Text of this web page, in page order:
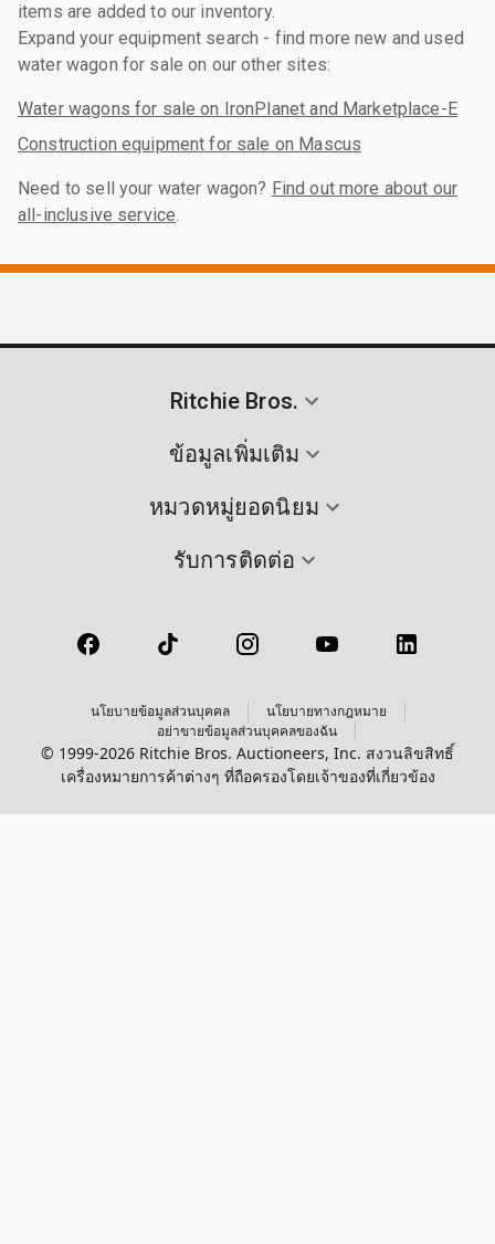
items are added to our inventory.
Expand your equipment search - find more new and used
water wagon for sale on our other sites:
Water wagons for sale on IronPlanet and Marketplace-E
Construction equipment for sale on Mascus
Need to sell your water wagon? Find out more about our
all-inclusive service.
Ritchie Bros.
ข้อมูลเพิ่มเติม
หมวดหมู่ยอดนิยม
รับการติดต่อ
นโยบายข้อมูลส่วนบุคคล
นโยบายทางกฎหมาย
อย่าขายข้อมูลส่วนบุคคลของฉัน
© 1999-2026 Ritchie Bros. Auctioneers, Inc. สงวนลิขสิทธิ์
เครื่องหมายการค้าต่างๆ ที่ถือครองโดยเจ้าของที่เกี่ยวข้อง